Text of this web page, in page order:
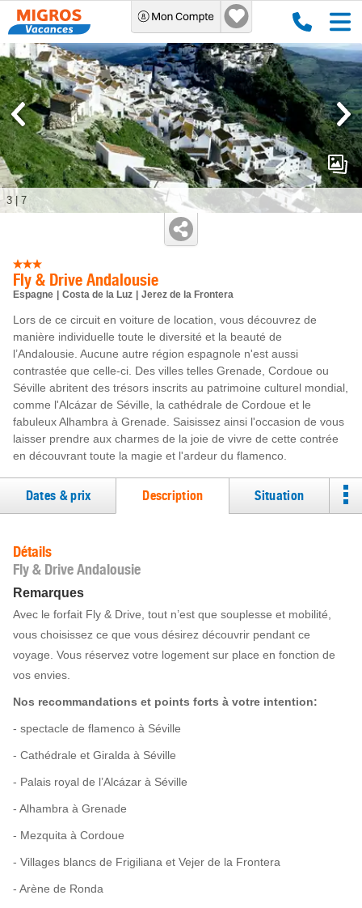
Fly & Drive Andalousie
Espagne Costa de la Luz Jerez de la Frontera
Lors de ce circuit en voiture de location, vous découvrez de
manière individuelle toute le diversité et la beauté de
l’Andalousie. Aucune autre région espagnole n'est aussi
contrastée que celle-ci. Des villes telles Grenade, Cordoue ou
Séville abritent des trésors inscrits au patrimoine culturel mondial,
comme l'Alcázar de Séville, la cathédrale de Cordoue et le
fabuleux Alhambra à Grenade. Saisissez ainsi l'occasion de vous
laisser prendre aux charmes de la joie de vivre de cette contrée
en découvrant toute la magie et l'ardeur du flamenco.
3 7
Dates & prix Description Situation
Détails
Fly & Drive Andalousie
Remarques
Avec le forfait Fly & Drive, tout n’est que souplesse et mobilité,
vous choisissez ce que vous désirez découvrir pendant ce
voyage. Vous réservez votre logement sur place en fonction de
vos envies.
Nos recommandations et points forts à votre intention:
- spectacle de flamenco à Séville
- Cathédrale et Giralda à Séville
- Palais royal de l’Alcázar à Séville
- Alhambra à Grenade
- Mezquita à Cordoue
- Villages blancs de Frigiliana et Vejer de la Frontera
- Arène de Ronda